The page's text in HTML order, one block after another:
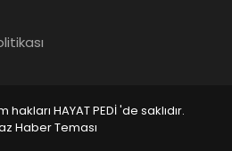
HAYAT PEDİ 'de saklıdır.
Haber Teması